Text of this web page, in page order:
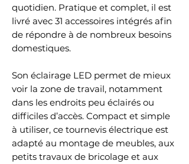
quotidien. Pratique et complet, il est
livré avec 31 accessoires intégrés afin
de répondre à de nombreux besoins
domestiques.
Son éclairage LED permet de mieux
voir la zone de travail, notamment
dans les endroits peu éclairés ou
difficiles d’accès. Compact et simple
à utiliser, ce tournevis électrique est
adapté au montage de meubles, aux
petits travaux de bricolage et aux